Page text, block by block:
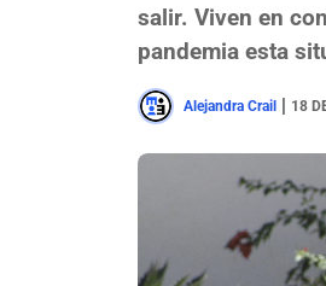
salir. Viven en
pandemia esta
Alejandra Crail 18